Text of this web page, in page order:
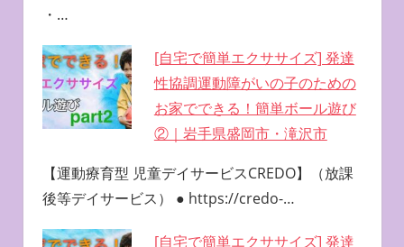
・…
[自宅で簡単エクササイズ] 発達
性協調運動障がいの子のための
お家でできる！簡単ボール遊び
②｜岩手県盛岡市・滝沢市
【運動療育型 児童デイサービスCREDO】（放課
後等デイサービス） ● https://credo-…
[自宅で簡単エクササイズ] 発達